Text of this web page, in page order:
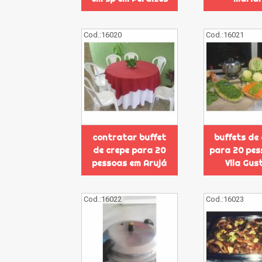
Cod.:16020
contratar buffet
de crepe para 20
pessoas em Arujá
Cod.:16021
buffets de
para 20
Vila
Cod.:16022 Cod.:16023